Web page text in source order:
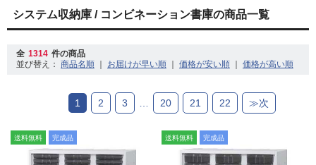
システム収納庫 / コンビネーション書庫の商品一覧
全 1314 件の商品
並び替え：
｜ ｜ ｜
1 2 3 20 21 22 ≫次
送料無料 完成品 送料無料 完成品